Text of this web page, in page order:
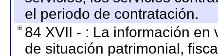
el periodo de contratación.
84 XVII - : La información
de situación patrimonial,